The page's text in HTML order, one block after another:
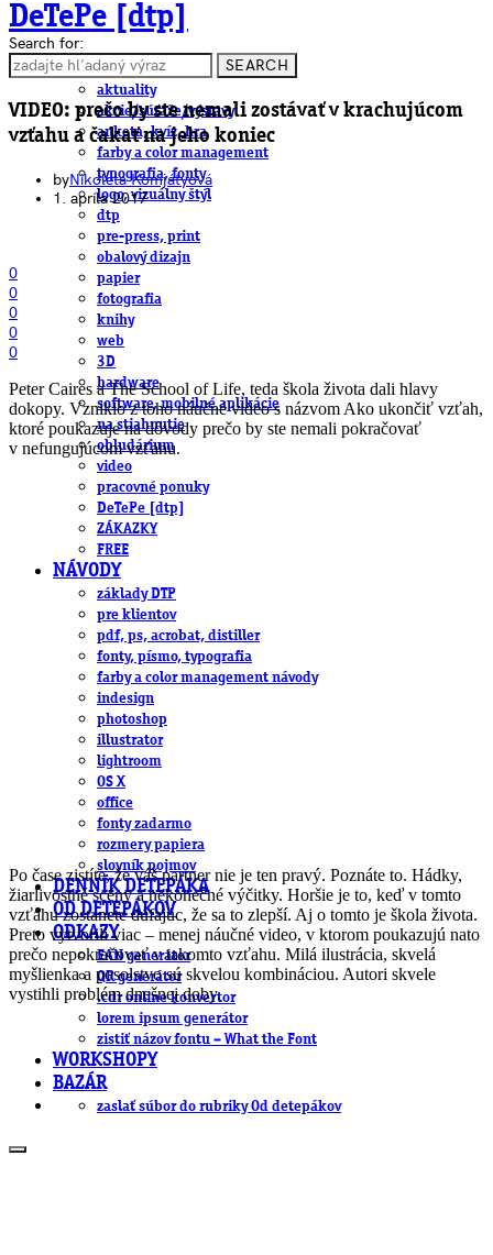
DeTePe [dtp]
ČLÁNKY
aktuality
akcie/súťaže/výstavy
anketa, kvíz, hra
farby a color management
typografia, fonty
logo, vizuálny štýl
dtp
pre-press, print
obalový dizajn
papier
fotografia
knihy
web
3D
hardware
software, mobilné aplikácie
na stiahnutie
obludárium
video
pracovné ponuky
DeTePe [dtp]
ZÁKAZKY
FREE
NÁVODY
základy DTP
pre klientov
pdf, ps, acrobat, distiller
fonty, písmo, typografia
farby a color management návody
indesign
photoshop
illustrator
lightroom
OS X
office
fonty zadarmo
rozmery papiera
slovník pojmov
DENNÍK DETEPÁKA
OD DETEPÁKOV
ODKAZY
EAN generátor
QR generátor
.cdr online konvertor
lorem ipsum generátor
zistiť názov fontu – What the Font
WORKSHOPY
BAZÁR
zaslať súbor do rubriky Od detepákov
Search for:
SEARCH
VIDEO: prečo by ste nemali zostávať v krachujúcom
vzťahu a čakať na jeho koniec
byNikoleta Komjátyová
1. apríla 2017
0
0
0
0
0
Peter Caires a The School of Life, teda škola života dali hlavy
dokopy. Vzniklo z toho náučné video s názvom Ako ukončiť vzťah,
ktoré poukazuje na dôvody prečo by ste nemali pokračovať
v nefungujúcom vzťahu.
Po čase zistíte, že váš partner nie je ten pravý. Poznáte to. Hádky,
žiarlivostné scény a nekonečné výčitky. Horšie je to, keď v tomto
vzťahu zostanete dúfajúc, že sa to zlepší. Aj o tomto je škola života.
Preto vytvorili viac – menej náučné video, v ktorom poukazujú nato
prečo nepokračovať v takomto vzťahu. Milá ilustrácia, skvelá
myšlienka a posolstvo sú skvelou kombináciou. Autori skvele
vystihli problém dnešnej doby.